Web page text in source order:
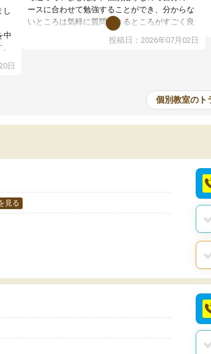
し
中
勉
。
日
ースに合わせて勉強することができ、分からな
いところは気軽に質問できるところがすごく良
いところだと思いました。また、教科によって
専門の先生にも変えて貰えたので、わかりやす
近くに自分の担当の先生だったり、他の先生が
いるので分からないところをすぐに質問できる
投稿日：2026年07月02日
個別教室のト
見る